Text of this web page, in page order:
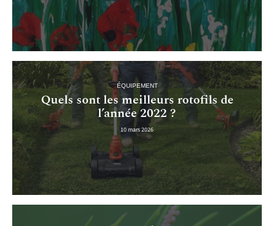
ÉQUIPEMENT
Quels sont les meilleurs rotofils de
l’année 2022 ?
10 mars 2026